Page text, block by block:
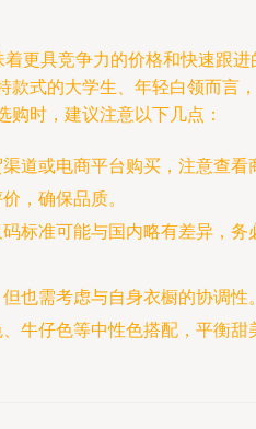
着更具竞争力的价格和快速跟进
款式的大学生、年轻白领而言，
时，建议注意以下几点：
渠道或电商平台购买，注意查看
，确保品质。
码标准可能与国内略有差异，务
但也需考虑与自身衣橱的协调性
牛仔色等中性色搭配，平衡甜